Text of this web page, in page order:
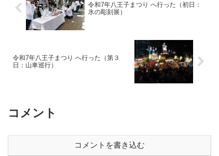
令和7年八王子まつり へ行った（初日：
氷の彫刻展）
令和7年八王子まつり へ行った（第３
日：山車巡行）
コメント
コメントを書き込む